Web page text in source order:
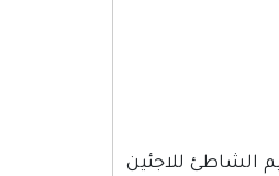
الشاطئ للاجئين